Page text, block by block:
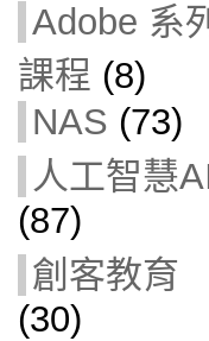
Adobe 系列
課程 (8)
NAS (73)
人工智慧
(87)
創客教育
(30)